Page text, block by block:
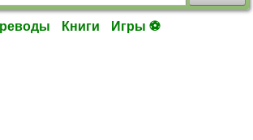
Книги Игры ⚽